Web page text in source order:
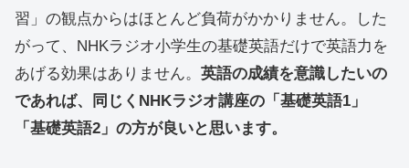
習」の観点からはほとんど負荷がかかりません。した
がって、NHKラジオ小学生の基礎英語だけで英語力を
あげる効果はありません。 英語の成績を意識したいの
であれば、同じくNHKラジオ講座の「基礎英語1」
「基礎英語2」の方が良いと思います。